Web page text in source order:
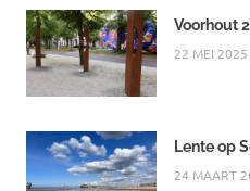
Voorhout
22 MEI 2025
Lente op
24 MAART